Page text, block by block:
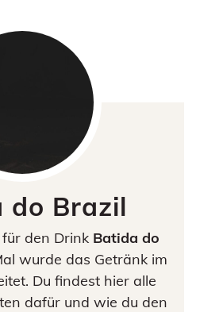
do Brazil
den Drink Batida do
wurde das Getränk im
Du findest hier alle
dafür und wie du den